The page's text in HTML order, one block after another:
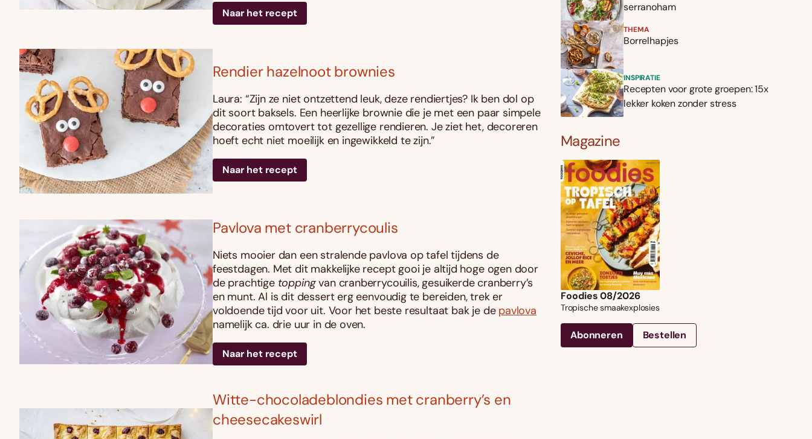
Naar het recept
Rendier hazelnoot brownies
Laura: “Zijn ze niet ontzettend leuk, deze rendiertjes? Ik ben dol op
dit soort baksels. Een heerlijke brownie die je met een paar simpele
decoraties omtovert tot gezellige rendieren. Je ziet het, decoreren
hoeft echt niet moeilijk en ingewikkeld te zijn.”
Naar het recept
Pavlova met cranberrycoulis
Niets mooier dan een stralende pavlova op tafel tijdens de
feestdagen. Met dit makkelijke recept gooi je altijd hoge ogen door
de prachtige toppingvan cranberrycouilis, gesuikerde cranberry’s
en munt. Al is dit dessert erg eenvoudig te bereiden, trek er
voldoende tijd voor uit. Voor het beste resultaat bak je de pavlova
namelijk ca. drie uur in de oven.
Naar het recept
Witte-chocoladeblondies met cranberry’s en
cheesecakeswirl
serranoham
THEMA
Borrelhapjes
INSPIRATIE
Recepten voor grote groepen: 15x
lekker koken zonder stress
Magazine
Foodies 08/2026
Tropische smaakexplosies
Abonneren Bestellen